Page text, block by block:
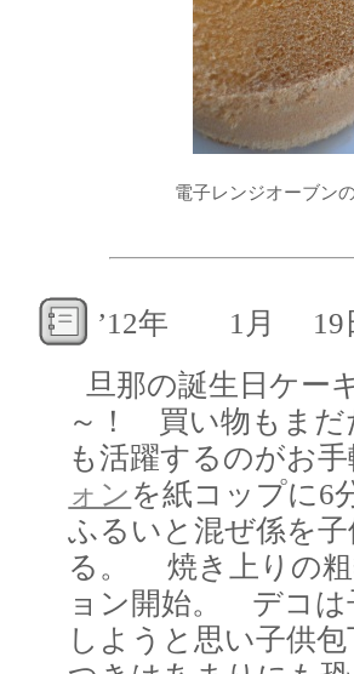
電子レンジオーブン
’12年 1月 19日
旦那の誕生日ケー
～！ 買い物もま
も活躍するのが
ォン を紙コップに
ふるいと混ぜ係を
る。 焼き上りの粗
ョン開始。 デコ
しようと思い子供